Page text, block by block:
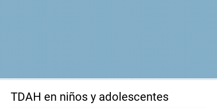
TDAH en niños y adolescentes